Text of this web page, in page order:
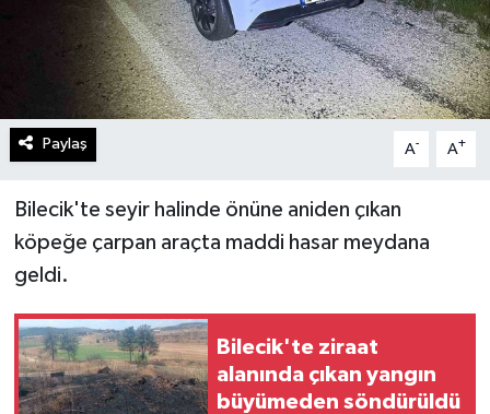
Paylaş A- A+
Bilecik'te seyir halinde önüne aniden çıkan
köpeğe çarpan araçta maddi hasar meydana
geldi.
Bilecik'te ziraat
alanında çıkan yangın
büyümeden söndürüldü